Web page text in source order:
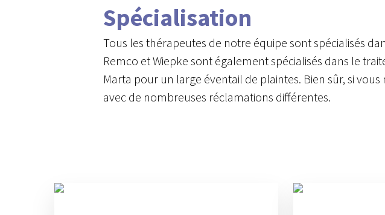
Spécialisation
Tous les thérapeutes de notre équipe sont spécialisés
Remco et Wiepke sont également spécialisés dans le
Marta pour un large éventail de plaintes. Bien sûr, si
avec de nombreuses réclamations différentes.